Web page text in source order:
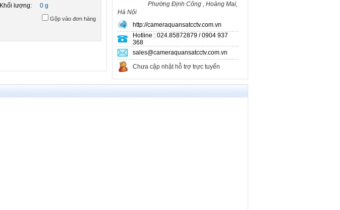
Khối lượng:
0 g
Gộp vào đơn hàng
Phường Định Công , Hoàng Mai,
Hà Nội
http://cameraquansatcctv.com.vn
Hotline : 024.85872879 / 0904 937
368
sales@cameraquansatcctv.com.vn
Chưa cập nhật hỗ trợ trực tuyến